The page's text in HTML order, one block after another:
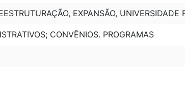
EXPANSÃO, UNIVERSIDADE
CONVÊNIOS. PROGRAMAS